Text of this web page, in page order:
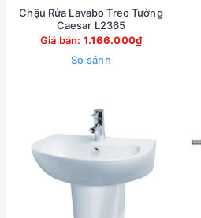
Chậu Rửa Lavabo Treo Tường
Caesar L2365
Giá bán: 1.166.000₫
So sánh